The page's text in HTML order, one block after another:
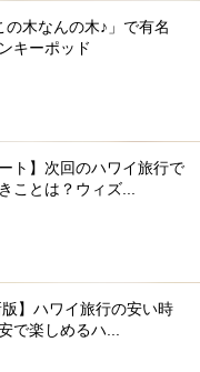
の木なんの木♪」で有名
キーポッド
ト】次回のハワイ旅行で
ことは？ウィズ...
版】ハワイ旅行の安い時
で楽しめるハ...